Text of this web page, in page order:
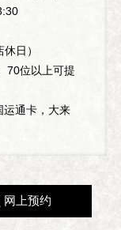
日）
70位以上可提
运通卡，大来
网上预约